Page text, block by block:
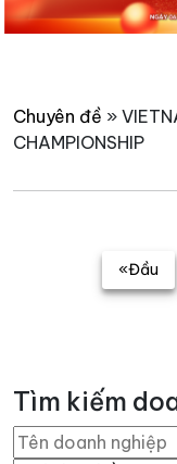
Previous
Chuyên đề »
CHAMPIONSHIP
«Đầu
Tìm kiếm